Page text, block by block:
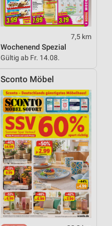
7,5 km
Wochenend Spezial
Gültig ab Fr. 14.08.
Sconto Möbel